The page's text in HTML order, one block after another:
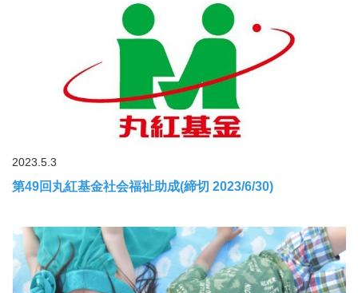
2023.5.3
第49回丸紅基金社会福祉助成(締切 2023/6/30)